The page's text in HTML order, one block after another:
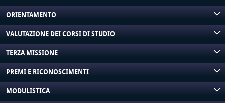
ORIENTAMENTO
VALUTAZIONE DEI CORSI DI STUDIO
TERZA MISSIONE
PREMI E RICONOSCIMENTI
MODULISTICA